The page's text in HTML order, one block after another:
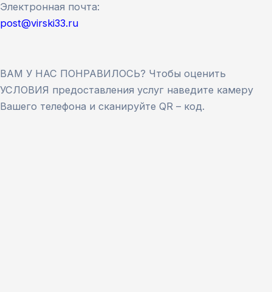
Электронная почта:
post@virski33.ru
ВАМ У НАС ПОНРАВИЛОСЬ? Чтобы оценить
УСЛОВИЯ предоставления услуг наведите камеру
Вашего телефона и сканируйте QR – код.